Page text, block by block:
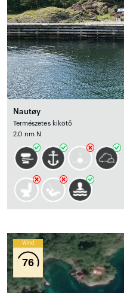
Nautøy
Természetes kikötő
2.0 nm N
Wind
76